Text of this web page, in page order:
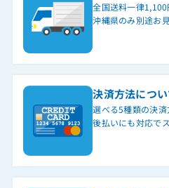
全国送料一律1,100
沖縄県のみ別途お
決済方法につ
選べる5種類の決済
後払いにも対応で